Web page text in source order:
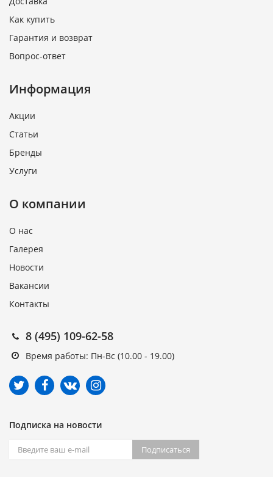
Как купить
Гарантия и возврат
Вопрос-ответ
Информация
Акции
Статьи
Бренды
Услуги
О компании
О нас
Галерея
Новости
Вакансии
Контакты
8 (495) 109-62-58
Время работы: Пн-Вс (10.00 - 19.00)
Подписка на новости
Подписаться